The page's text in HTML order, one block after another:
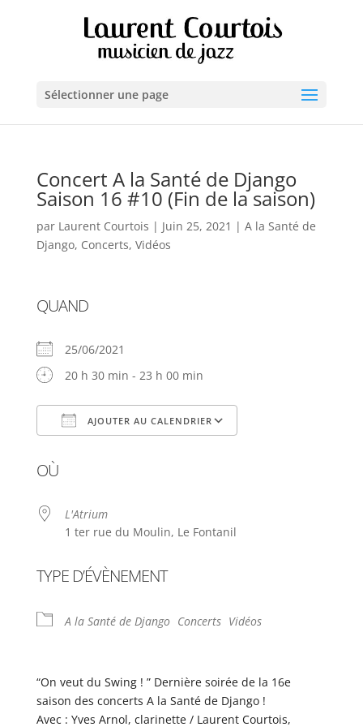
Sélectionner une page
Concert A la Santé de Django
Saison 16 #10 (Fin de la saison)
par Laurent Courtois | Juin 25, 2021 | A la Santé de
Django, Concerts, Vidéos
QUAND
25/06/2021
20 h 30 min - 23 h 00 min
AJOUTER AU CALENDRIER
OÙ
L'Atrium
1 ter rue du Moulin, Le Fontanil
TYPE D’ÉVÈNEMENT
A la Santé de Django Concerts Vidéos
“On veut du Swing ! ” Dernière soirée de la 16e
saison des concerts A la Santé de Django !
Avec : Yves Arnol, clarinette / Laurent Courtois,